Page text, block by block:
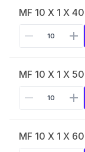
MF 10 X 1 X 40
MF 10 X 1 X 50
MF 10 X 1 X 60